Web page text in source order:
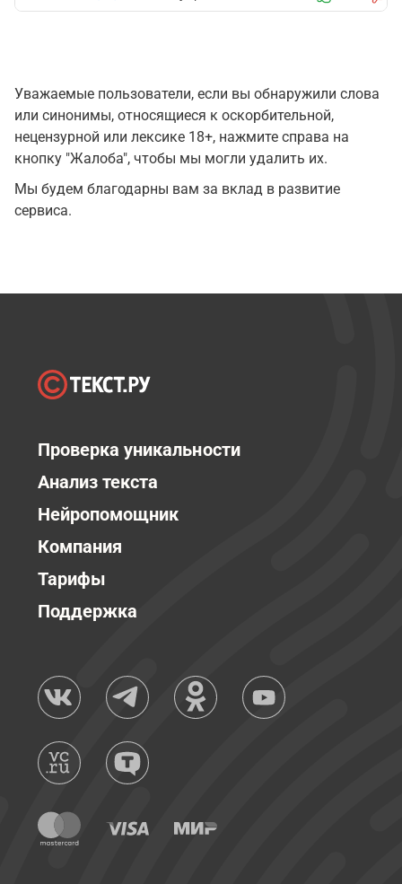
Уважаемые пользователи, если вы обнаружили слова
или синонимы, относящиеся к оскорбительной,
нецензурной или лексике 18+, нажмите справа на
кнопку "Жалоба", чтобы мы могли удалить их.
Мы будем благодарны вам за вклад в развитие
сервиса.
Проверка уникальности
Анализ текста
Нейропомощник
Компания
Тарифы
Поддержка